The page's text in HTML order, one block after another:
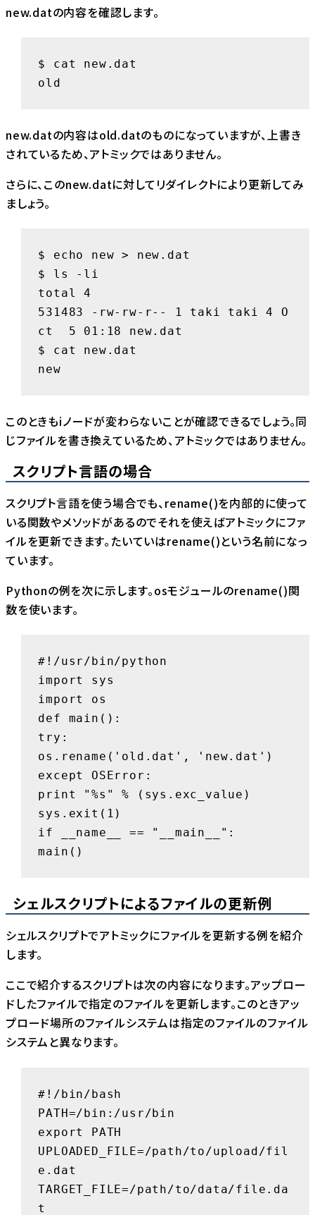
new.datの内容を確認します。
$ cat new.dat
old
new.datの内容はold.datのものになっていますが、上書き
されているため、アトミックではありません。
さらに、このnew.datに対してリダイレクトにより更新してみ
ましょう。
$ echo new > new.dat
$ ls -li
total 4
531483 -rw-rw-r-- 1 taki taki 4 O
ct  5 01:18 new.dat
$ cat new.dat
new
このときもiノードが変わらないことが確認できるでしょう。同
じファイルを書き換えているため、アトミックではありません。
スクリプト言語の場合
スクリプト言語を使う場合でも、rename()を内部的に使って
いる関数やメソッドがあるのでそれを使えばアトミックにファ
イルを更新できます。たいていはrename()という名前になっ
ています。
Pythonの例を次に示します。osモジュールのrename()関
数を使います。
#!/usr/bin/python
import sys
import os
def main():
try:
os.rename('old.dat', 'new.dat')
except OSError:
print "%s" % (sys.exc_value)
sys.exit(1)
if __name__ == "__main__":
main()
シェルスクリプトによるファイルの更新例
シェルスクリプトでアトミックにファイルを更新する例を紹介
します。
ここで紹介するスクリプトは次の内容になります。アップロー
ドしたファイルで指定のファイルを更新します。このときアッ
プロード場所のファイルシステムは指定のファイルのファイル
システムと異なります。
#!/bin/bash
PATH=/bin:/usr/bin
export PATH
UPLOADED_FILE=/path/to/upload/fil
e.dat
TARGET_FILE=/path/to/data/file.da
t